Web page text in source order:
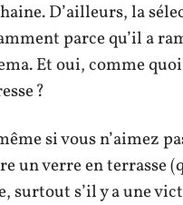
D’ailleurs, la
parce qu’il a
Et oui, comme
?
si vous n’aimez
un verre en terrasse
surtout s’il y a une